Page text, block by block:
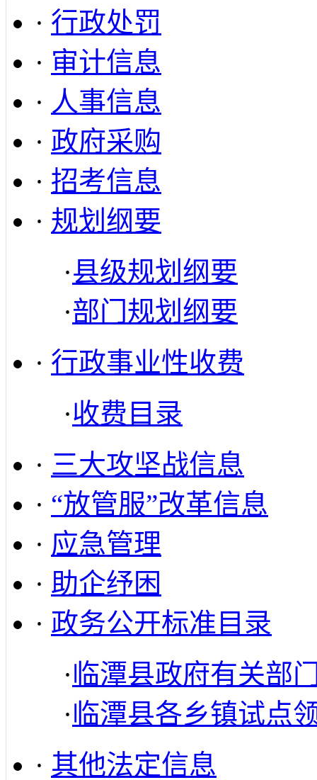
· 行政处罚
· 审计信息
· 人事信息
· 政府采购
· 招考信息
· 规划纲要
·县级规划纲要
·部门规划纲要
· 行政事业性收费
·收费目录
· 三大攻坚战信息
· “放管服”改革信息
· 应急管理
· 助企纾困
· 政务公开标准目录
·临潭县政府有关部
·临潭县各乡镇试点
· 其他法定信息